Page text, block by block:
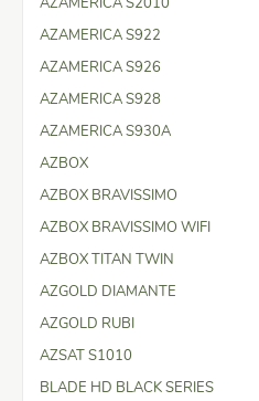
AZAMERICA S922
AZAMERICA S926
AZAMERICA S928
AZAMERICA S930A
AZBOX
AZBOX BRAVISSIMO
AZBOX BRAVISSIMO WIFI
AZBOX TITAN TWIN
AZGOLD DIAMANTE
AZGOLD RUBI
AZSAT S1010
BLADE HD BLACK SERIES